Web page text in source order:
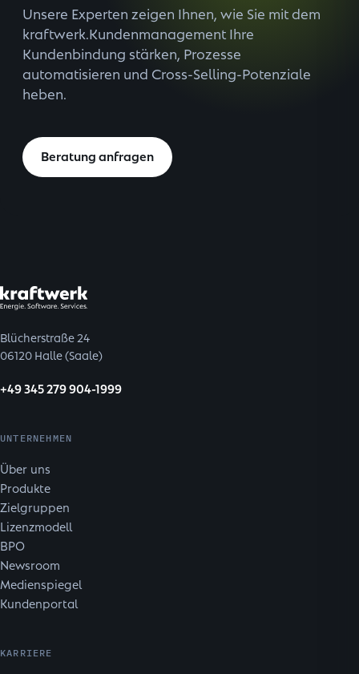
Unsere Experten zeigen Ihnen, wie Sie mit dem
kraftwerk.Kundenmanagement Ihre
Kundenbindung stärken, Prozesse
automatisieren und Cross-Selling-Potenziale
heben.
Beratung anfragen
Blücherstraße 24
06120 Halle (Saale)
+49 345 279 904-1999
UNTERNEHMEN
Über uns
Produkte
Zielgruppen
Lizenzmodell
BPO
Newsroom
Medienspiegel
Kundenportal
KARRIERE